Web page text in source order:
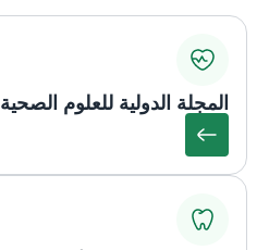
المجلة الدولية للعلوم الصحية